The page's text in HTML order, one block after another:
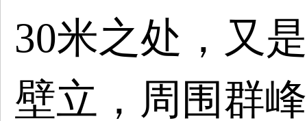
30米之处，又
壁立，周围群